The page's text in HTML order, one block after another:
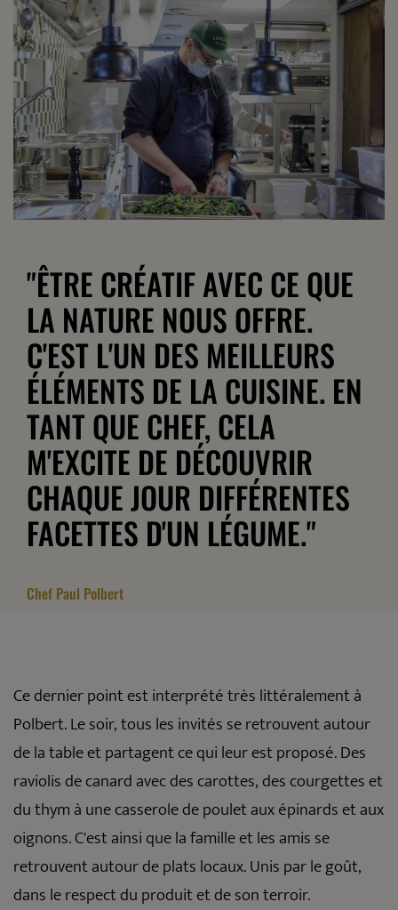
"ÊTRE CRÉATIF AVEC CE QUE
LA NATURE NOUS OFFRE.
C'EST L'UN DES MEILLEURS
ÉLÉMENTS DE LA CUISINE. EN
TANT QUE CHEF, CELA
M'EXCITE DE DÉCOUVRIR
CHAQUE JOUR DIFFÉRENTES
FACETTES D'UN LÉGUME."
Chef Paul Polbert
Ce dernier point est interprété très littéralement à
Polbert. Le soir, tous les invités se retrouvent autour
de la table et partagent ce qui leur est proposé. Des
raviolis de canard avec des carottes, des courgettes et
du thym à une casserole de poulet aux épinards et aux
oignons. C'est ainsi que la famille et les amis se
retrouvent autour de plats locaux. Unis par le goût,
dans le respect du produit et de son terroir.